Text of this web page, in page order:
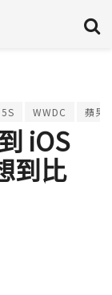
WWDC 蘋果
iOS
到比